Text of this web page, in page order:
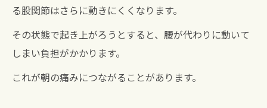
る股関節はさらに動きにくくなります。
その状態で起き上がろうとすると、腰が代わりに動いて
しまい負担がかかります。
これが朝の痛みにつながることがあります。